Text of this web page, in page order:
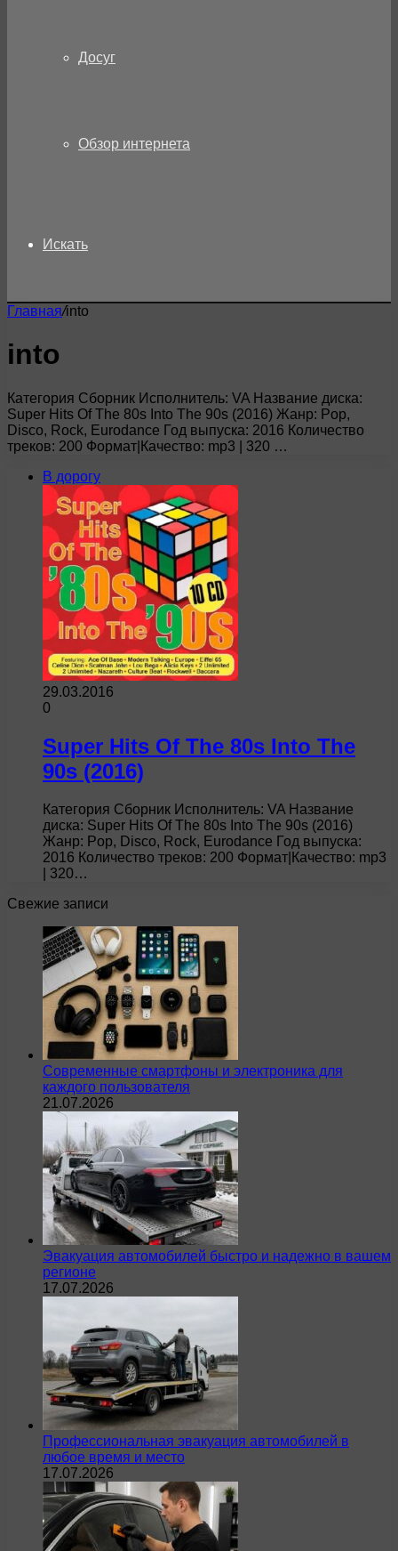
Досуг
Обзор интернета
Искать
Главная/into
into
Категория Сборник Исполнитель: VA Название диска:
Super Hits Of The 80s Into The 90s (2016) Жанр: Pop,
Disco, Rock, Eurodance Год выпуска: 2016 Количество
треков: 200 Формат|Качество: mp3 | 320 …
В дорогу
29.03.2016
0
Super Hits Of The 80s Into The
90s (2016)
Категория Сборник Исполнитель: VA Название
диска: Super Hits Of The 80s Into The 90s (2016)
Жанр: Pop, Disco, Rock, Eurodance Год выпуска:
2016 Количество треков: 200 Формат|Качество: mp3
| 320…
Свежие записи
Современные смартфоны и электроника для
каждого пользователя
21.07.2026
Эвакуация автомобилей быстро и надежно в вашем
регионе
17.07.2026
Профессиональная эвакуация автомобилей в
любое время и место
17.07.2026